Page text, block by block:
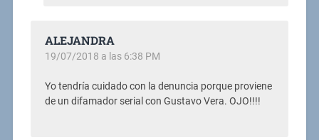
ALEJANDRA
19/07/2018 a las 6:38 PM
Yo tendría cuidado con la denuncia porque proviene
de un difamador serial con Gustavo Vera. OJO!!!!